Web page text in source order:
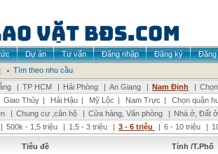
Dự án Tư vấn Đăng nhập Đăng ký
Đăng
Tìm theo nhu cầu
| TP HCM | Hải Phòng | An Giang | Nam Định |
Giao Thủy | Hải Hậu | Mỹ Lộc | Nam Trực |
Chọn quận
| Chung cư ,căn hộ | Cửa hàng, Văn phòng | Nhà ở, Đất ở
| 500k - 1,5 triệu | 1,5 - 3 triệu | 3 - 6 triệu | 6 - 10 triệu |
Tiêu đề Tỉnh /T.Phố